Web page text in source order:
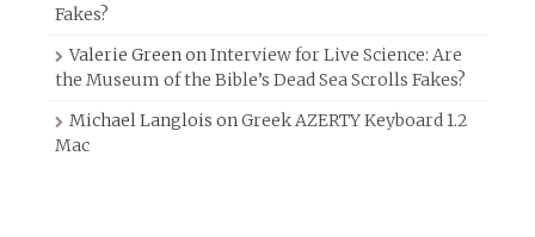
Fakes?
Valerie GreenonInterview for Live Science: Are
the Museum of the Bible’s Dead Sea Scrolls Fakes?
Michael Langlois onGreek AZERTY Keyboard 1.2
Mac